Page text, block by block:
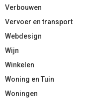
Verbouwen
Vervoer en transport
Webdesign
Wijn
Winkelen
Woning en Tuin
Woningen